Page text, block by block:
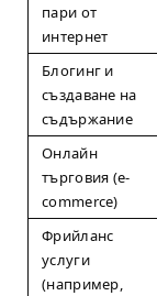
пари от
интернет
Блогинг и
създаване на
съдържание
Онлайн
търговия (e-
commerce)
Фрийланс
услуги
(например,